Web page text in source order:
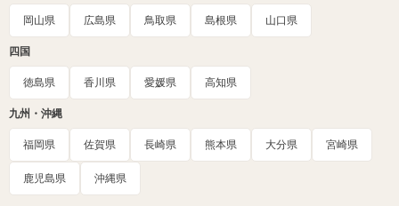
岡山県 広島県 鳥取県 島根県 山口県
四国
徳島県 香川県 愛媛県 高知県
九州・沖縄
福岡県 佐賀県 長崎県 熊本県 大分県 宮崎県
鹿児島県 沖縄県